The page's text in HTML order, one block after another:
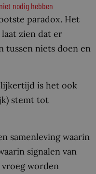
nodig hebben
paradox. Het
zien dat er
tussen niets doen en
is het ook
stemt tot
samenleving waarin
signalen van
worden